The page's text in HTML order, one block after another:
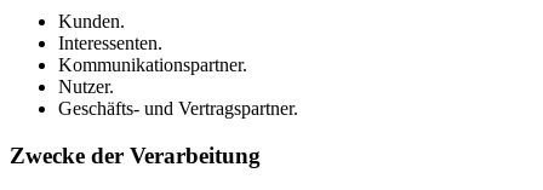
Kunden.
Interessenten.
Kommunikationspartner.
Nutzer.
Geschäfts- und Vertragspartner.
Zwecke der Verarbeitung